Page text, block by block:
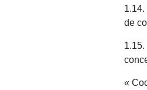
de
1.15.
«